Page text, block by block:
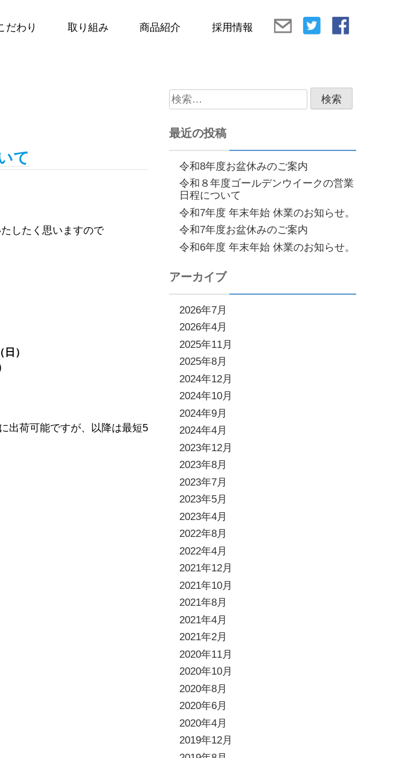
だわり 取り組み 商品紹介 採用情報
て
したく思いますので
）
出荷可能ですが、以降は最短5
検
索:
最近の投稿
令和8年度お盆休みのご案内
令和８年度ゴールデンウイークの営業
日程について
令和7年度 年末年始 休業のお知らせ。
令和7年度お盆休みのご案内
令和6年度 年末年始 休業のお知らせ。
アーカイブ
2026年7月
2026年4月
2025年11月
2025年8月
2024年12月
2024年10月
2024年9月
2024年4月
2023年12月
2023年8月
2023年7月
2023年5月
2023年4月
2022年8月
2022年4月
2021年12月
2021年10月
2021年8月
2021年4月
2021年2月
2020年11月
2020年10月
2020年8月
2020年6月
2020年4月
2019年12月